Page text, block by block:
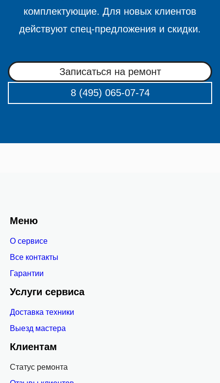
комплектующие. Для новых клиентов
действуют спец-предложения и скидки.
Записаться на ремонт
8 (495) 065-07-74
Меню
О сервисе
Все контакты
Гарантии
Услуги сервиса
Доставка техники
Выезд мастера
Клиентам
Статус ремонта